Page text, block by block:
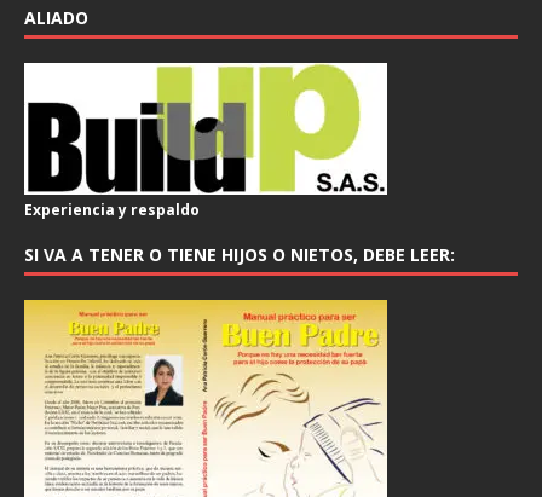
ALIADO
Experiencia y respaldo
SI VA A TENER O TIENE HIJOS O NIETOS, DEBE LEER: